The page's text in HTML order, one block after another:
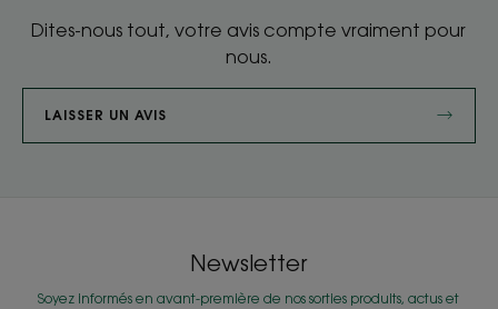
Dites-nous tout, votre avis compte vraiment pour
nous.
LAISSER UN AVIS
Newsletter
Soyez informés en avant-première de nos sorties produits, actus et